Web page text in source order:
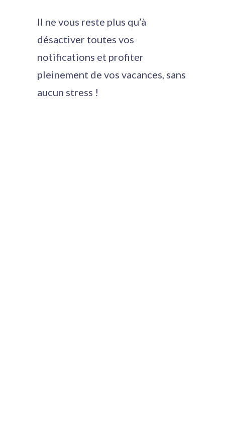
Il ne vous reste plus qu’à
désactiver toutes vos
notifications et profiter
pleinement de vos vacances, sans
aucun stress !